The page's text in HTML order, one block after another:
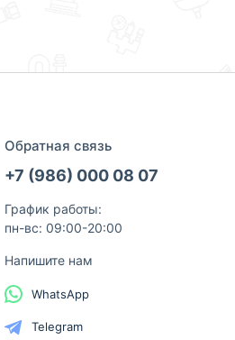
Обратная связь
+7 (986) 000 08 07
График работы:
пн-вс: 09:00-20:00
Напишите нам
WhatsApp
Telegram